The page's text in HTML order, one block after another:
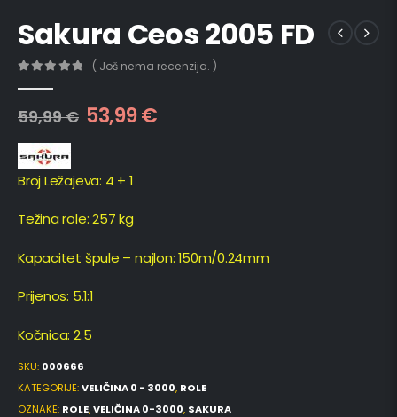
Sakura Ceos 2005 FD
( Još nema recenzija. )
59,99€ 53,99€
Broj Ležajeva: 4 + 1
Težina role: 257 kg
Kapacitet špule – najlon: 150m/0.24mm
Prijenos: 5.1:1
Kočnica: 2.5
SKU: 000666
KATEGORIJE:VELIČINA 0 - 3000, ROLE
OZNAKE: ROLE,VELIČINA 0-3000, SAKURA